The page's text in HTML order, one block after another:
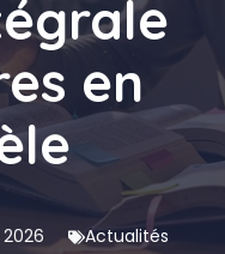
en
Actualités